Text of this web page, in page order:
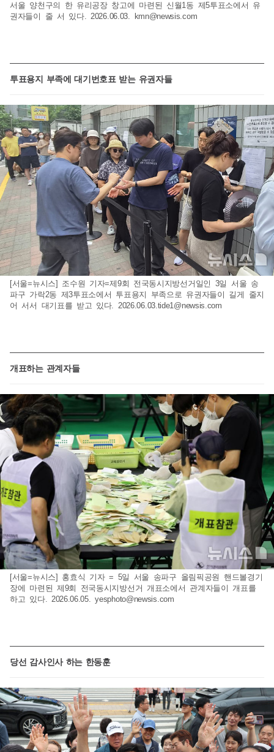
서울 양천구의 한 유리공장 창고에 마련된 신월1동 제5투표소에서 유
권자들이 줄 서 있다. 2026.06.03.
kmn@newsis.com
투표용지 부족에 대기번호표 받는 유권자들
[서울=뉴시스] 조수원 기자=제9회 전국동시지방선거일인 3일 서울 송
파구 가락2동 제3투표소에서 투표용지 부족으로 유권자들이 길게 줄지
어 서서 대기표를 받고 있다. 2026.06.03.tide1@newsis.com
개표하는 관계자들
[서울=뉴시스] 홍효식 기자 = 5일 서울 송파구 올림픽공원 핸드볼경기
장에 마련된 제9회 전국동시지방선거 개표소에서 관계자들이 개표를
하고 있다. 2026.06.05.yesphoto@newsis.com
당선 감사인사 하는 한동훈